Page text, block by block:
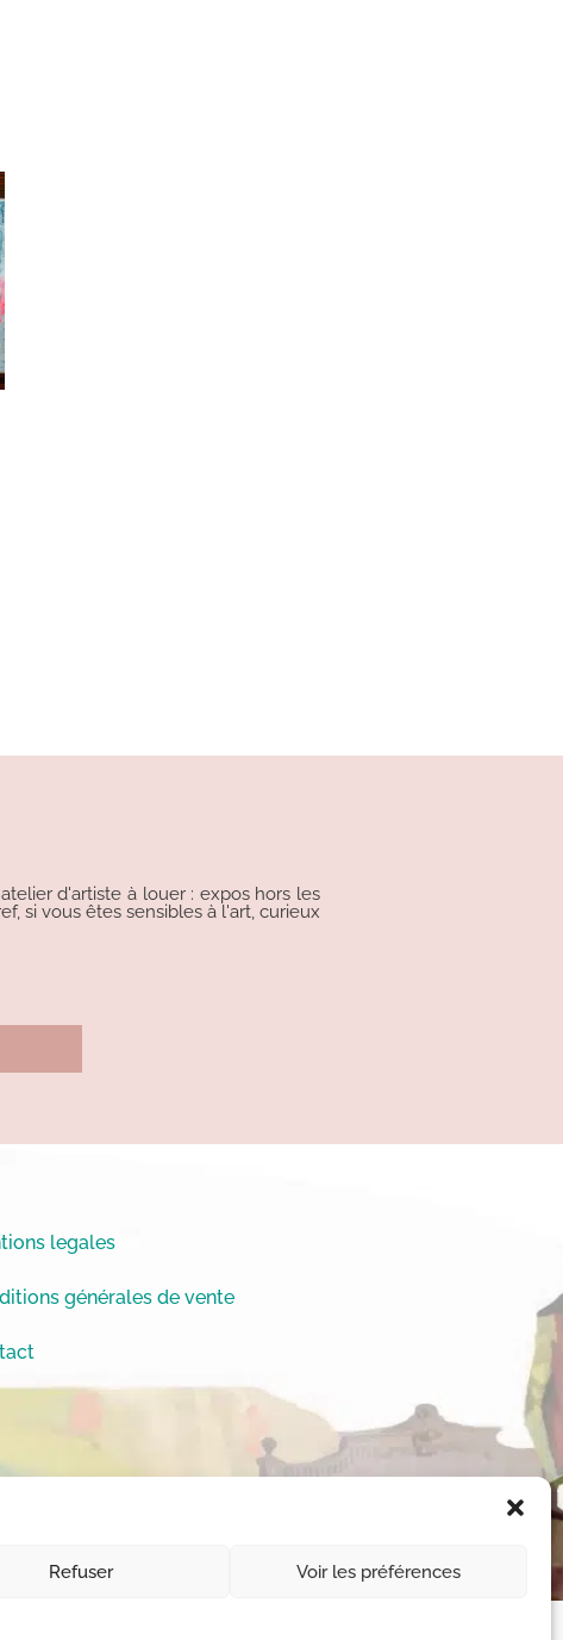
Refuser Voir les préférences
d'artiste à louer : expos hors les
si vous êtes sensibles à l'art, curieux
legales
générales de vente